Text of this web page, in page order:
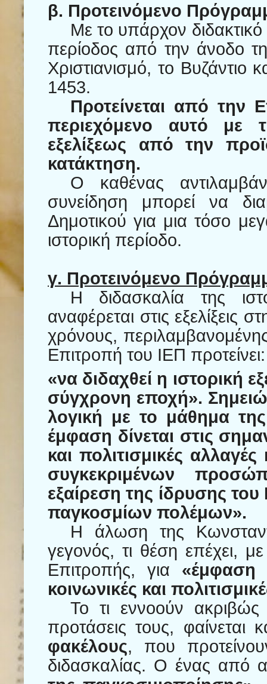
β. Προτεινόμενο
Με το υπάρχον διδακτικό
περίοδος από την άνοδο
Χριστιανισμό, το
1453.
Προτείνεται από την
περιεχόμενο αυτό με
εξελίξεως από την
κατάκτηση.
Ο καθένας
συνείδηση μπορεί να
Δημοτικού για μια τόσο
ιστορική περίοδο.
γ. Προτεινόμενο
Η διδασκαλία της
αναφέρεται στις
χρόνους,
Επιτροπή του ΙΕΠ προτείνει:
«να διδαχθεί η ιστορική
σύγχρονη εποχή».
λογική με το μάθημα
έμφαση δίνεται στις
και πολιτισμικές
συγκεκριμένων
εξαίρεση της ίδρυσης
παγκοσμίων πολέμων».
Η άλωση της
γεγονός, τι θέση επέχει,
Επιτροπής, για «έμφαση
κοινωνικές και
Το τι εννοούν ακριβώς
προτάσεις τους,
φακέλους, που
διδασκαλίας. Ο ένας από